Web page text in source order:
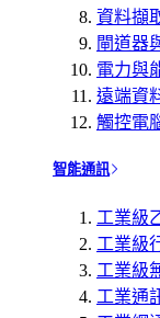
資料擷
閘道器
電力與
遠端資
觸控電
智能通訊
工業級
工業級
工業級
工業通